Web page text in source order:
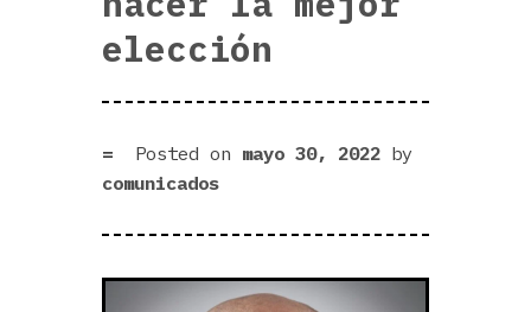
elección‍
Posted on mayo 30, 2022 by
comunicados